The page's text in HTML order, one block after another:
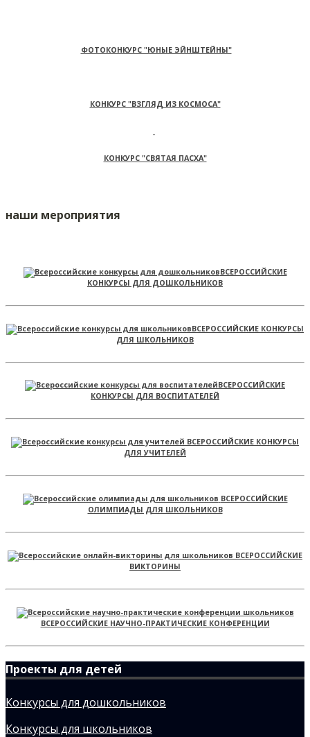
ФОТОКОНКУРС "ЮНЫЕ ЭЙНШТЕЙНЫ"
КОНКУРС "ВЗГЛЯД ИЗ КОСМОСА"
КОНКУРС "СВЯТАЯ ПАСХА"
наши мероприятия
ВСЕРОССИЙСКИЕ
КОНКУРСЫ ДЛЯ ДОШКОЛЬНИКОВ
ВСЕРОССИЙСКИЕ КОНКУРСЫ
ДЛЯ ШКОЛЬНИКОВ
ВСЕРОССИЙСКИЕ
КОНКУРСЫ ДЛЯ ВОСПИТАТЕЛЕЙ
ВСЕРОССИЙСКИЕ КОНКУРСЫ
ДЛЯ УЧИТЕЛЕЙ
ВСЕРОССИЙСКИЕ
ОЛИМПИАДЫ ДЛЯ ШКОЛЬНИКОВ
ВСЕРОССИЙСКИЕ
ВИКТОРИНЫ
ВСЕРОССИЙСКИЕ НАУЧНО-ПРАКТИЧЕСКИЕ КОНФЕРЕНЦИИ
Проекты для детей
Конкурсы для дошкольников
Конкурсы для школьников